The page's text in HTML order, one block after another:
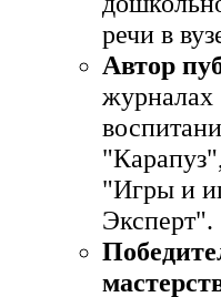
речи в
Автор
"Игры и
Эксперт".